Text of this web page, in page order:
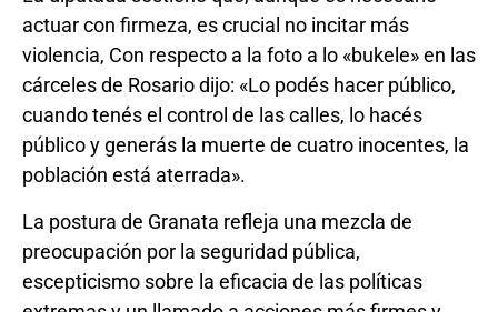
actuar con firmeza, es crucial no incitar más
violencia, Con respecto a la foto a lo «bukele» en las
cárceles de Rosario dijo: «Lo podés hacer público,
cuando tenés el control de las calles, lo hacés
público y generás la muerte de cuatro inocentes, la
población está aterrada».
La postura de Granata refleja una mezcla de
preocupación por la seguridad pública,
escepticismo sobre la eficacia de las políticas